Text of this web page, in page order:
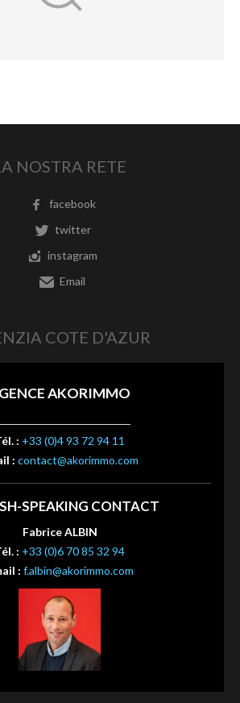
NOSTRA RETE
facebook
twitter
instagram
Email
COTE D'AZUR
AKORIMMO
: +33 (0)4 93 72 94 11
: contact@akorimmo.com
SPEAKING CONTACT
Fabrice ALBIN
: +33 (0)6 70 85 32 94
: f.albin@akorimmo.com